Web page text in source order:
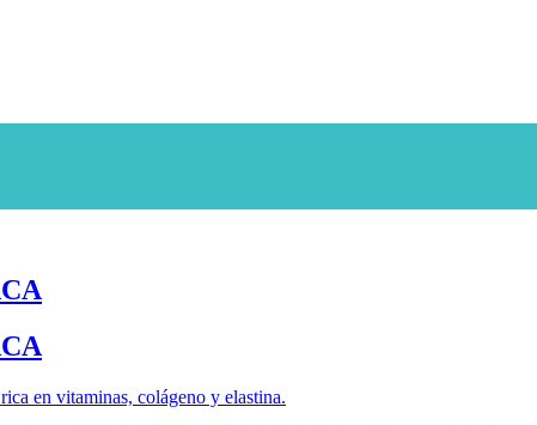
en vitaminas, colágeno y elastina.